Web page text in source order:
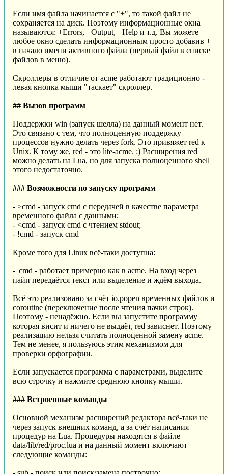
Если имя файла начинается с "+", то такой файл не
сохраняется на диск. Поэтому информационные окна
называются: +Errors, +Output, +Help и т.д. Вы можете
любое окно сделать информационным просто добавив +
в начало имени активного файла (первый файл в списке
файлов в меню).
Скроллеры в отличие от acme работают традиционно -
левая кнопка мыши "таскает" скроллер.
## Вызов программ
Поддержки win (запуск шелла) на данный момент нет.
Это связано с тем, что полноценную поддержку
процессов нужно делать через fork. Это привяжет red к
Unix. К тому же, red - это lite-acme. :) Расширения red
можно делать на Lua, но для запуска полноценного shell
этого недостаточно.
### Возможности по запуску программ
- >cmd - запуск cmd с передачей в качестве параметра
временного файла с данными;
- <cmd - запуск cmd с чтением stdout;
- !cmd - запуск cmd
Кроме того для Linux всё-таки доступна:
- |cmd - работает примерно как в acme. На вход через
пайп передаётся текст или выделение и ждём выхода.
Всё это реализовано за счёт io.popen временных файлов и
coroutine (переключение после чтения пачки строк).
Поэтому - ненадёжно. Если вы запустите программу
которая висит и ничего не выдаёт, red зависнет. Поэтому
реализацию нельзя считать полноценной замену acme.
Тем не менее, я пользуюсь этим механизмом для
проверки орфографии.
Если запускается программа с параметрами, выделите
всю строчку и нажмите среднюю кнопку мыши.
### Встроенные команды
Основной механизм расширений редактора всё-таки не
через запуск внешних команд, а за счёт написания
процедур на Lua. Процедуры находятся в файле
data/lib/red/proc.lua и на данный момент включают
следующие команды: